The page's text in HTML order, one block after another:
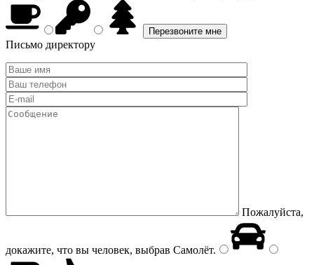
Письмо директору
Пожалуйста,
докажите, что вы человек, выбрав Самолёт.